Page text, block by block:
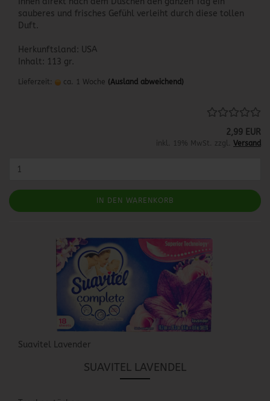
sauberes und frisches Gefühl verleiht durch diese tollen
Duft.
Herkunftsland: USA
Inhalt: 113 gr.
Lieferzeit: ca. 1 Woche (Ausland abweichend)
2,99 EUR
inkl. 19% MwSt. zzgl. Versand
IN DEN WARENKORB
Suavitel Lavender
SUAVITEL LAVENDEL